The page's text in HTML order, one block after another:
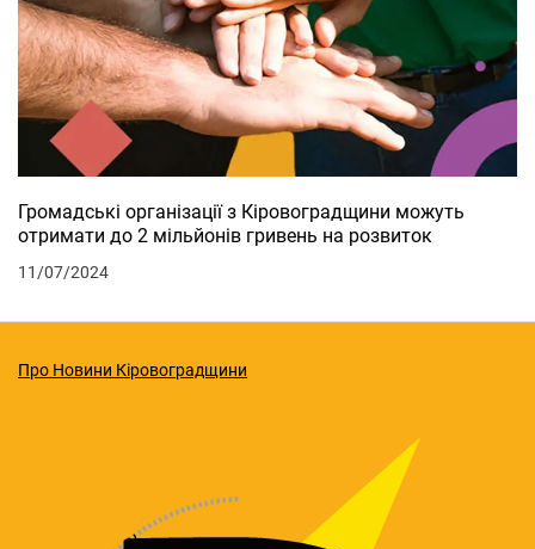
Громадські організації з Кіровоградщини можуть
отримати до 2 мільйонів гривень на розвиток
11/07/2024
Про Новини Кіровоградщини